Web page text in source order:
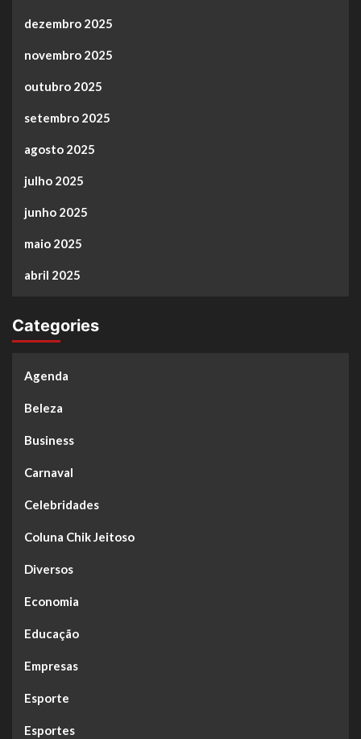
dezembro 2025
novembro 2025
outubro 2025
setembro 2025
agosto 2025
julho 2025
junho 2025
maio 2025
abril 2025
Categories
Agenda
Beleza
Business
Carnaval
Celebridades
Coluna Chik Jeitoso
Diversos
Economia
Educação
Empresas
Esporte
Esportes